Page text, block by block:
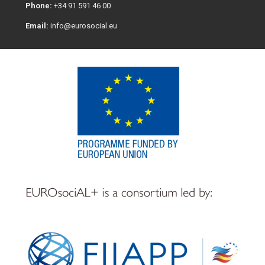
Phone: +34 91 591 46 00
Email: info@eurosocial.eu